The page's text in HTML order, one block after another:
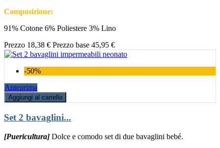
Composizione:
91% Cotone 6% Poliestere 3% Lino
Prezzo 18,38 € Prezzo base 45,95 €
-50%
Anteprima
Aggiungi al carrello
Set 2 bavaglini...
[Puericultura] Dolce e comodo set di due bavaglini bebé.